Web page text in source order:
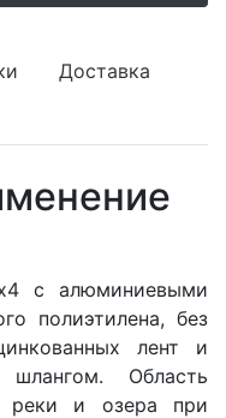
Доставка
с алюминиевыми
полиэтилена, без
лент и
шлангом. Область
реки и озера при